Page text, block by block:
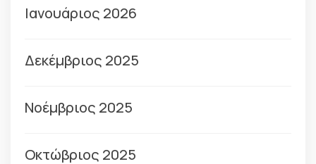
Ιανουάριος 2026
Δεκέμβριος 2025
Νοέμβριος 2025
Οκτώβριος 2025